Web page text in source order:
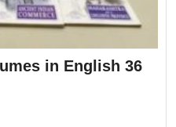
in English 36